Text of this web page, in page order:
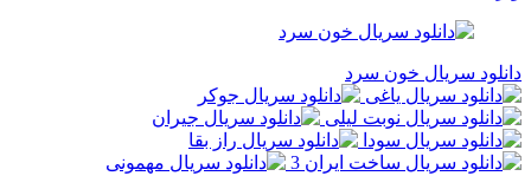
دانلود سریال خون سرد